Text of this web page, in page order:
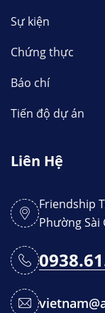
Sự kiện
Chứng thực
Báo chí
Tiến độ dự án
Liên Hệ
Friendship
Phường Sài